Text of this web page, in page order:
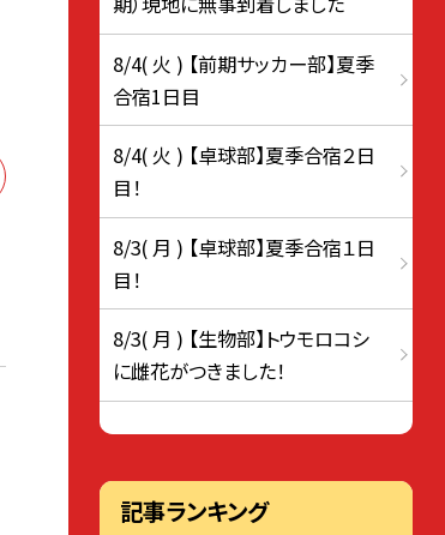
8/4( 火 ) 【前期サッカー部】夏季
合宿1日目
8/4( 火 ) 【卓球部】夏季合宿２日
目！
8/3( 月 ) 【卓球部】夏季合宿１日
目！
8/3( 月 ) 【生物部】トウモロコシ
に雌花がつきました！
記事ランキング